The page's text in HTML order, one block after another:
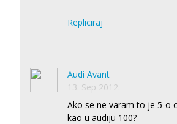
Repliciraj
Audi Avant
13. Sep 2012.
Ako se ne varam to je 5-o
kao u audiju 100?